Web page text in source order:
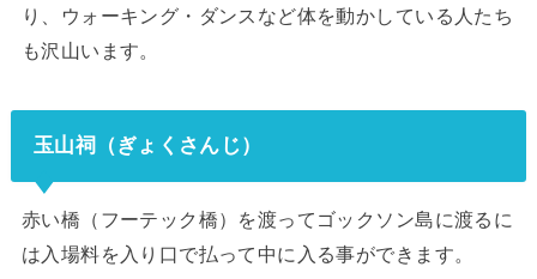
り、ウォーキング・ダンスなど体を動かしている人たち
も沢山います。
玉山祠（ぎょくさんじ）
赤い橋（フーテック橋）を渡ってゴックソン島に渡るに
は入場料を入り口で払って中に入る事ができます。